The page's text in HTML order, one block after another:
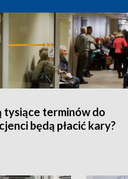
tysiące terminów do
będą płacić kary?